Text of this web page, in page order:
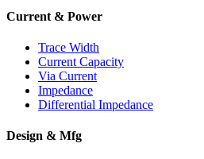
Current & Power
Trace Width
Current Capacity
Via Current
Impedance
Differential Impedance
Design & Mfg